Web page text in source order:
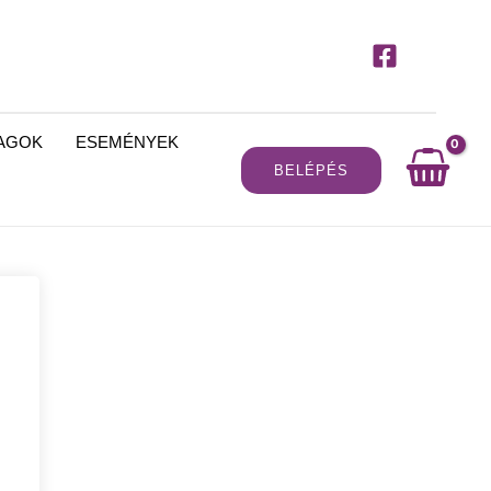
ESEMÉNYEK
BELÉPÉS